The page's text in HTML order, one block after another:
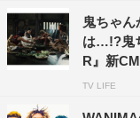
WANIMA
鬼ちゃ
は…!?鬼
R』新
TV LIFE